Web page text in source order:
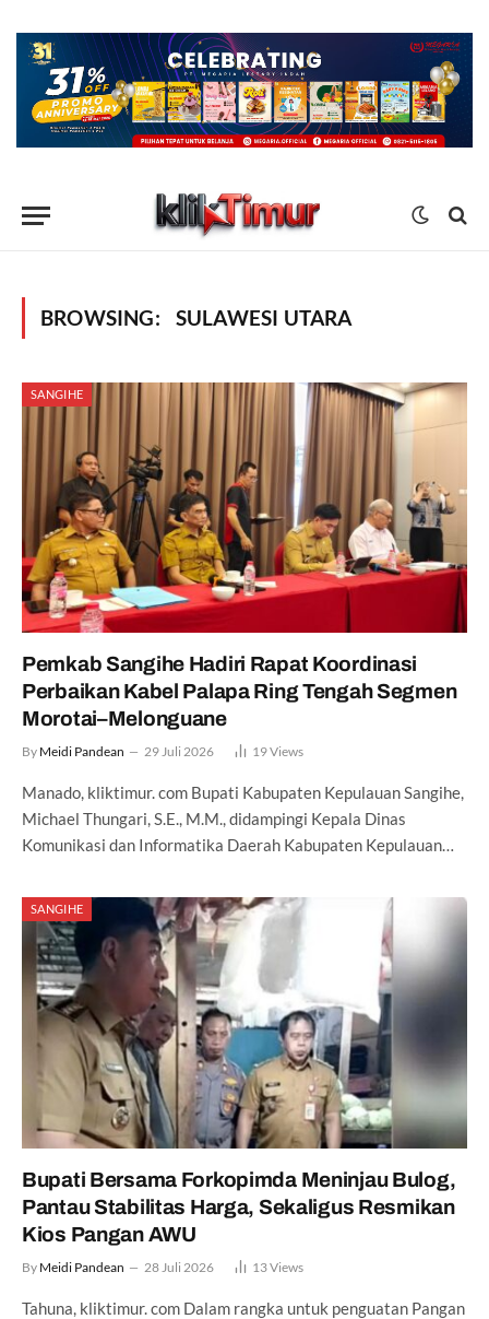
BROWSING: SULAWESI UTARA
SANGIHE
Pemkab Sangihe Hadiri Rapat Koordinasi
Perbaikan Kabel Palapa Ring Tengah Segmen
Morotai–Melonguane
By Meidi Pandean 29 Juli 2026 19Views
Manado, kliktimur. com Bupati Kabupaten Kepulauan Sangihe,
Michael Thungari, S.E., M.M., didampingi Kepala Dinas
Komunikasi dan Informatika Daerah Kabupaten Kepulauan…
SANGIHE
Bupati Bersama Forkopimda Meninjau Bulog,
Pantau Stabilitas Harga, Sekaligus Resmikan
Kios Pangan AWU
By Meidi Pandean 28 Juli 2026 13Views
Tahuna, kliktimur. com Dalam rangka untuk penguatan Pangan